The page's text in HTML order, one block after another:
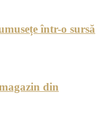
într-o sursă
din